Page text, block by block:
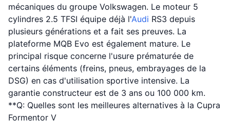
mécaniques du groupe Volkswagen. Le moteur 5
cylindres 2.5 TFSI équipe déjà l'Audi RS3 depuis
plusieurs générations et a fait ses preuves. La
plateforme MQB Evo est également mature. Le
principal risque concerne l'usure prématurée de
certains éléments (freins, pneus, embrayages de la
DSG) en cas d'utilisation sportive intensive. La
garantie constructeur est de 3 ans ou 100 000 km.
**Q: Quelles sont les meilleures alternatives à la Cupra
Formentor V